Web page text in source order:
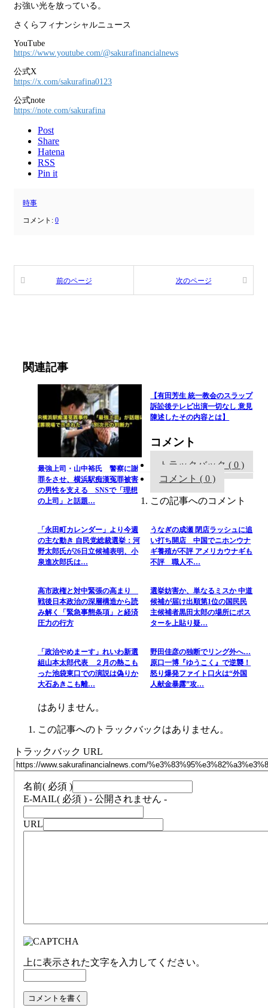
お強い光を放っている。
さくらフィナンシャルニュース
YouTube
https://www.youtube.com/@sakurafinancialnews
公式X
https://x.com/sakurafina0123
公式note
https://note.com/sakurafina
Post
Share
Hatena
RSS
Pin it
時事
コメント: 0
前のページ 次のページ
関連記事
最強上司・山中裕氏 警察に謝
罪をさせ、横浜駅痴漢冤罪被害
の男性を支える SNSで「理想
の上司」と話題…
【有田芳生 統一教会のスラップ
訴訟後テレビ出演一切なし 意見
陳述したその内容とは】
「永田町カレンダー」より今週
の主な動き 自民党総裁選挙：河
野太郎氏が26日立候補表明、小
泉進次郎氏は…
うなぎの成瀬 閉店ラッシュに追
い打ち開店 中国でニホンウナ
ギ養殖が不評 アメリカウナギも
不評 職人不…
高市政権と対中緊張の高まり
戦後日本政治の深層構造から読
み解く「緊急事態条項」と経済
圧力の行方
選挙妨害か、単なるミスか 中道
候補が届け出順第1位の国民民
主候補者黒田太郎の場所にポス
ターを上貼り疑…
「政治やめまーす」れいわ新選
組山本太郎代表 ２月の熱こも
った池袋東口での演説は偽りか
大石あきこも離…
野田佳彦の独断でリング外へ…
原口一博『ゆうこく』で逆襲！
怒り爆発ファイト口火は“外国
人献金暴露”攻…
コメント
トラックバック ( 0 )
コメント ( 0 )
この記事へのコメント
はありません。
この記事へのトラックバックはありません。
トラックバック URL
名前( 必須 )
E-MAIL( 必須 ) - 公開されません -
URL
上に表示された文字を入力してください。